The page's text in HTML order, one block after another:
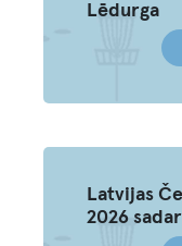
Lēdurga
Latvijas
2026